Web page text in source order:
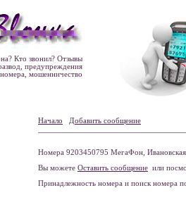
Кто звонил? Отзывы
предупреждения
мошенничество
Начало Добавить сообщение
Номера 9203450795 МегаФон, Ивановская
Вы можете Оставить сообщение или
Принадлежность номера и поиск номера